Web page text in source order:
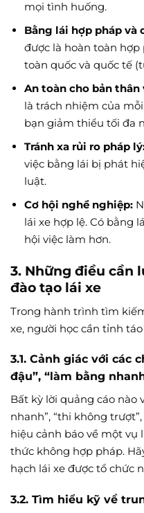
mọi tình huống.
Bằng lái hợp pháp và
được là hoàn toàn
toàn quốc và quốc tế
An toàn cho bản thân
là trách nhiệm của
bạn giảm thiểu tối đa
Tránh xa rủi ro pháp
việc bằng lái bị phát
luật.
Cơ hội nghề nghiệp:
lái xe hợp lệ. Có bằng
hội việc làm hơn.
3. Những điều cần
đào tạo lái xe
Trong hành trình tìm
xe, người học cần tỉnh
3.1. Cảnh giác với các
đậu”, “làm bằng
Bất kỳ lời quảng cáo nào
nhanh”, “thi không
hiệu cảnh báo về một vụ
thức không hợp pháp.
hạch lái xe được tổ chức
3.2. Tìm hiểu kỹ về